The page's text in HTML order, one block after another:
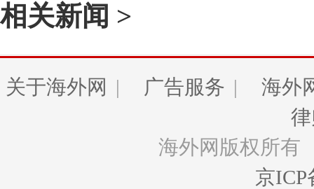
相关新闻 >
关于海外网 | 广告服务 |
海外
海外网版权所有
京ICP